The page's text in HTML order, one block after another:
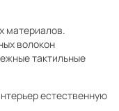
материалов.
волокон
тактильные
естественную